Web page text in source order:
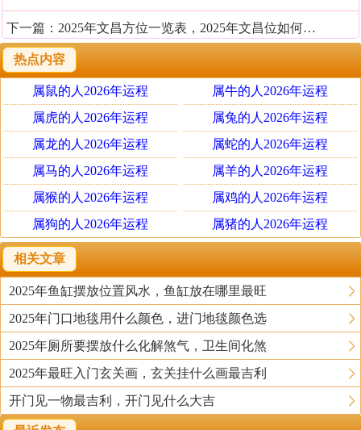
积极采取有效的办法化解。比如通过颜色的布置来削弱煞
气，就是比较直接的方法。
五黄廉贞星五行属土，与之对应的颜色为棕色、褐色
等等。因此在布置该方位的时候，一定要注意避开与土相
关的颜色，以免加重煞气，给自身带来灾祸。比较适合的
颜色为金色，与之对应的颜色有白色、银色和金色等等。
这是因为五行相生相克，土生金，如果在五黄位多拜摆放
与金相关的物件或者装饰物，则可有效倾泄五黄煞气，改
善风水平衡，提升空间能量和磁场，给人们带来好运气。
2025年东北位怎么布置
1、 摆放吉祥物件
2025年可在东北方向摆放一些吉祥的物件，但注意要
与金相关。比如铜麒麟、铜葫芦等等，在削弱五黄煞的力
量时，还能起到辟邪作用，为人们带来好运。也可以放置
白色相关物件，例如白色陶瓷花瓶，白色水晶摆件等等，
在趋吉避凶的同时，也有招财旺运功效。
下一篇： 2025年文昌方位一览表，2025年文昌位如何布置
热点内容
属鼠的人2026年运程
属牛的人2026年运程
属虎的人2026年运程
属兔的人2026年运程
属龙的人2026年运程
属蛇的人2026年运程
属马的人2026年运程
属羊的人2026年运程
属猴的人2026年运程
属鸡的人2026年运程
属狗的人2026年运程
属猪的人2026年运程
相关文章
2025年鱼缸摆放位置风水，鱼缸放在哪里最旺
2025年门口地毯用什么颜色，进门地毯颜色选
2025年厕所要摆放什么化解煞气，卫生间化煞
2025年最旺入门玄关画，玄关挂什么画最吉利
开门见一物最吉利，开门见什么大吉